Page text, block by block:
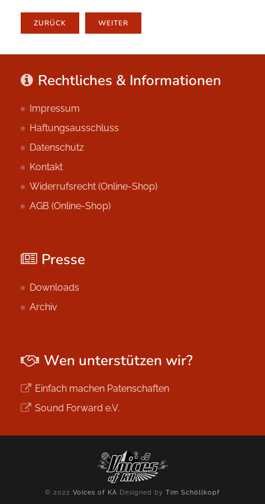
ZURÜCK WEITER
Rechtliches & Informationen
Impressum
Haftungsausschluss
Datenschutz
Kontakt
Widerrufsrecht (Online-Shop)
AGB (Online-Shop)
Presse
Downloads
Archiv
Wen unterstützen wir?
Einfach machen Patenschaften
Sound Forward e.V.
© 2022 Voices of KA Designed by Tim Schöllkopf